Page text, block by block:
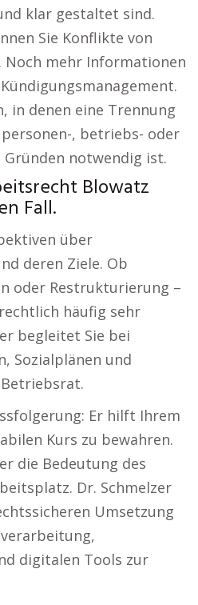
klar gestaltet sind.
Sie Konflikte von
Noch mehr Informationen
in denen eine Trennung
, betriebs- oder
notwendig ist.
Blowatz
Fall.
über
deren Ziele. Ob
oder Restrukturierung –
häufig sehr
begleitet Sie bei
Sozialplänen und
Er hilft Ihrem
Kurs zu bewahren.
die Bedeutung des
Dr. Schmelzer
Umsetzung
digitalen Tools zur